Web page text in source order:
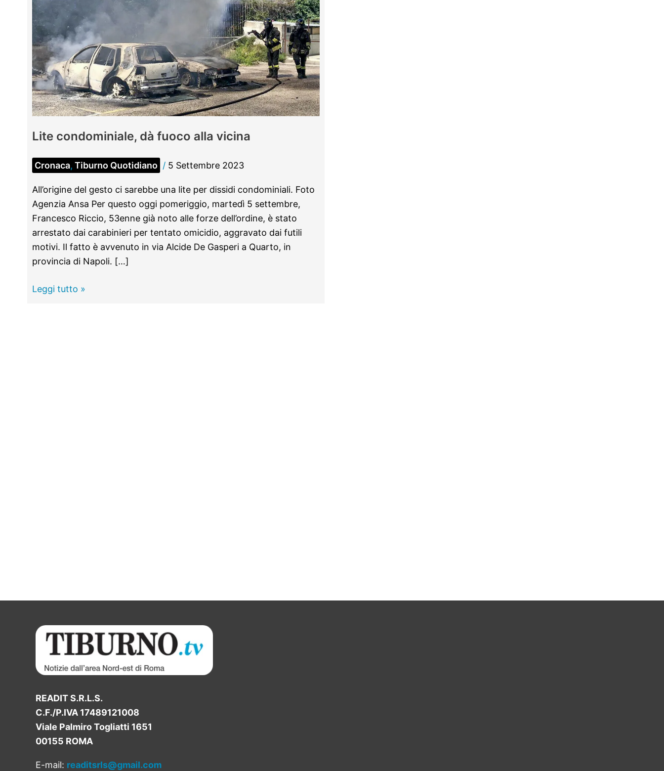
Lite condominiale, dà fuoco alla vicina
Cronaca, Tiburno Quotidiano / 5 Settembre 2023
All’origine del gesto ci sarebbe una lite per dissidi condominiali. Foto
Agenzia Ansa Per questo oggi pomeriggio, martedì 5 settembre,
Francesco Riccio, 53enne già noto alle forze dell’ordine, è stato
arrestato dai carabinieri per tentato omicidio, aggravato dai futili
motivi. Il fatto è avvenuto in via Alcide De Gasperi a Quarto, in
provincia di Napoli. […]
Lite
Leggi tutto »
READIT S.R.L.S.
C.F./P.IVA 17489121008
Viale Palmiro Togliatti 1651
00155 ROMA
E-mail: readitsrls@gmail.com